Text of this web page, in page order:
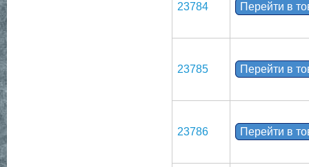
23784 Перейти в
23785 Перейти в
23786 Перейти в